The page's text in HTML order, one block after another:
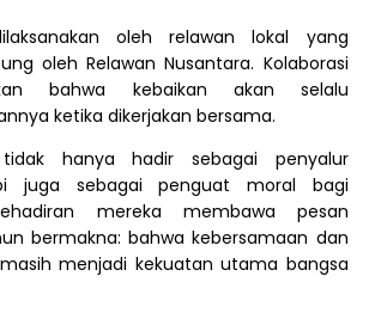
oleh relawan lokal yang
oleh Relawan Nusantara. Kolaborasi
bahwa kebaikan akan selalu
ketika dikerjakan bersama.
hanya hadir sebagai penyalur
juga sebagai penguat moral bagi
mereka membawa pesan
bermakna: bahwa kebersamaan dan
menjadi kekuatan utama bangsa